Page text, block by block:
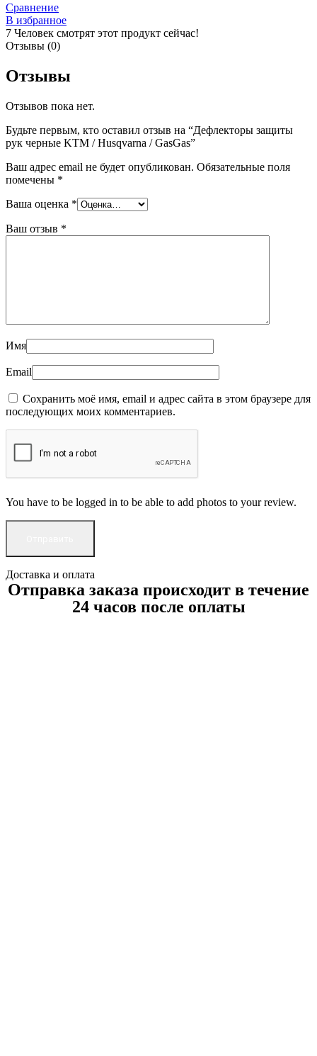
Сравнение
В избранное
7 Человек смотрят этот продукт сейчас!
Отзывы (0)
Отзывы
Отзывов пока нет.
Будьте первым, кто оставил отзыв на “Дефлекторы защиты
рук черные KTM / Husqvarna / GasGas”
Ваш адрес email не будет опубликован. Обязательные поля
помечены *
Ваша оценка *
Ваш отзыв *
Имя
Email
Сохранить моё имя, email и адрес сайта в этом браузере для
последующих моих комментариев.
You have to be logged in to be able to add photos to your review.
Доставка и оплата
Отправка заказа происходит в течение
24 часов после оплаты